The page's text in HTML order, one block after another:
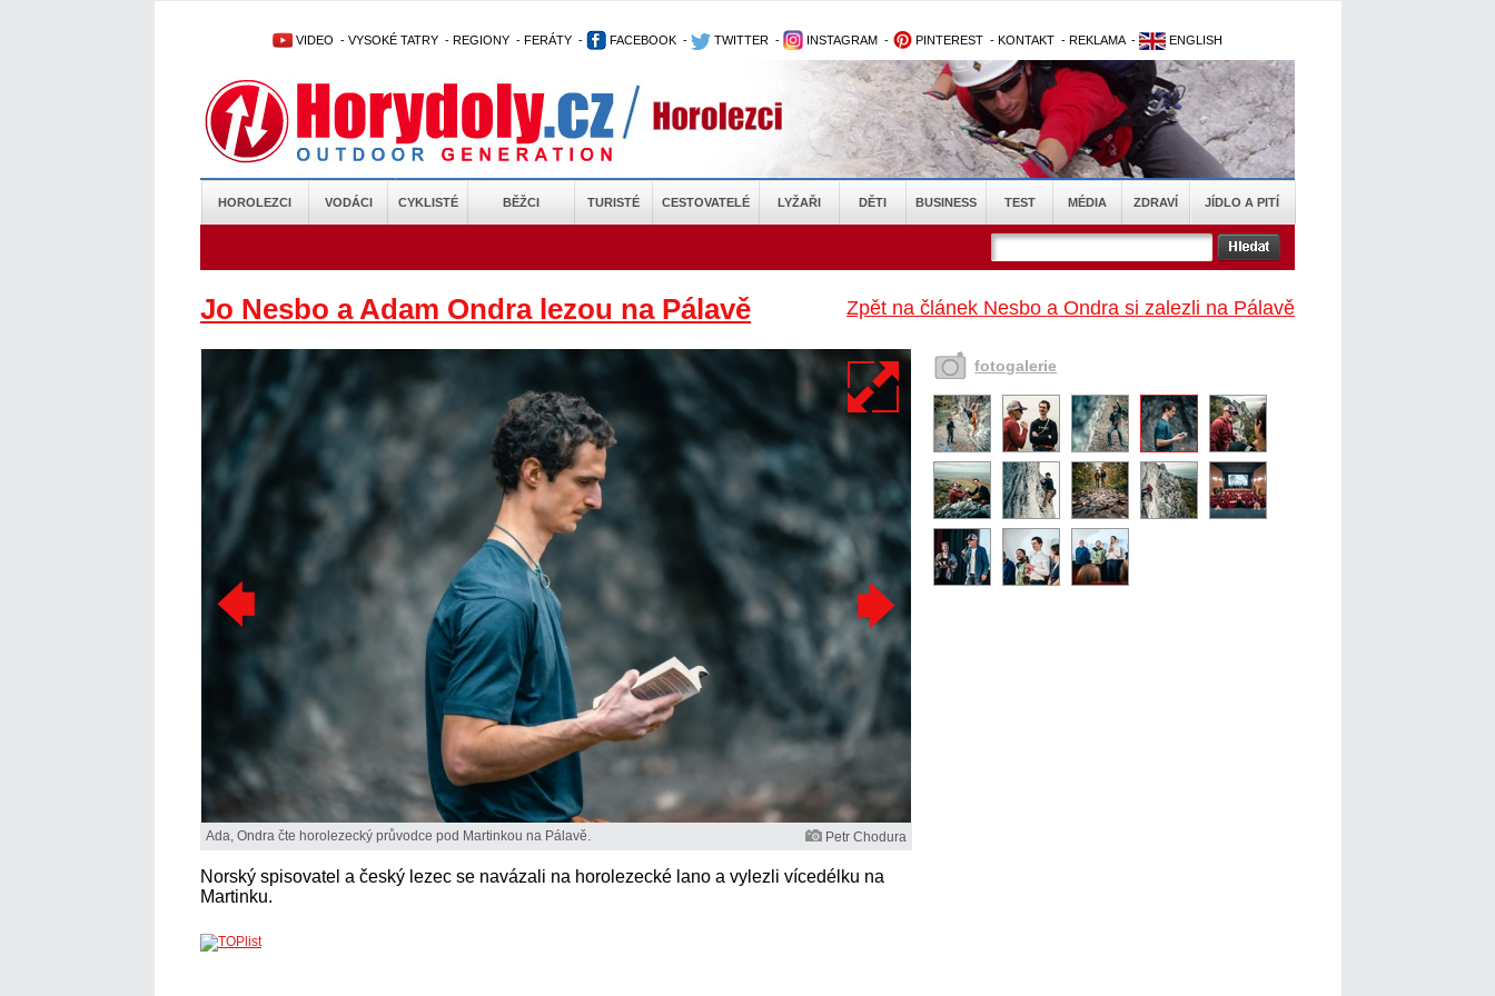
VIDEO - VYSOKÉ TATRY - REGIONY - FERÁTY - FACEBOOK - TWITTER - INSTAGRAM - PINTEREST - KONTAKT - REKLAMA - ENGLISH
HOROLEZCI VODÁCI CYKLISTÉ BĚŽCI TURISTÉ CESTOVATELÉ LYŽAŘI DĚTI BUSINESS TEST MÉDIA ZDRAVÍ JÍDLO A PITÍ
Zpět na článek Nesbo a Ondra si zalezli na Pálavě
Jo Nesbo a Adam Ondra lezou na Pálavě
Ada, Ondra čte horolezecký průvodce pod Martinkou na Pálavě. Petr Chodura
Norský spisovatel a český lezec se navázali na horolezecké lano a vylezli vícedélku na
Martinku.
fotogalerie